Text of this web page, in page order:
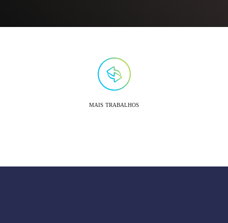
mais trabalhos